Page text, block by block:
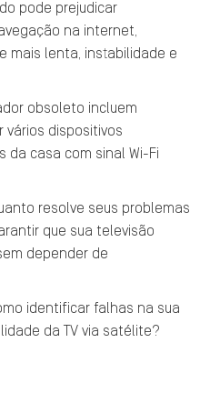
pode prejudicar
na internet,
mais lenta, instabilidade e
obsoleto incluem
vários dispositivos
da casa com sinal Wi-Fi
resolve seus problemas
que sua televisão
depender de
identificar falhas na sua
da TV via satélite?